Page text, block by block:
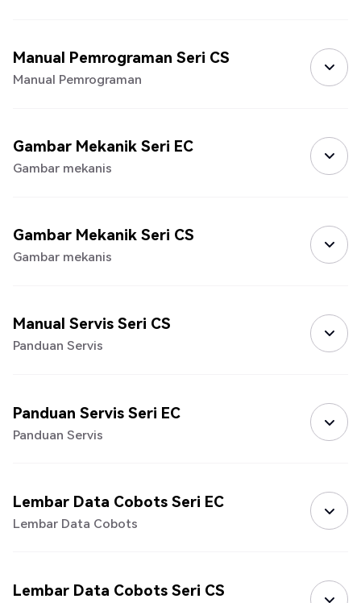
Manual Pemrograman Seri CS
Manual Pemrograman
Gambar Mekanik Seri EC
Gambar mekanis
Gambar Mekanik Seri CS
Gambar mekanis
Manual Servis Seri CS
Panduan Servis
Panduan Servis Seri EC
Panduan Servis
Lembar Data Cobots Seri EC
Lembar Data Cobots
Lembar Data Cobots Seri CS